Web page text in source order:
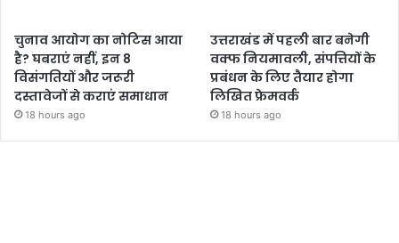
चुनाव आयोग का नोटिस आया
है? घबराएं नहीं, इन 8
विसंगतियों और जरूरी
दस्तावेजों से कराएं समाधान
18 hours ago
उत्तराखंड में पहली बार बनेगी
वक्फ नियमावली, संपत्तियों के
प्रबंधन के लिए तैयार होगा
लिखित फ्रेमवर्क
18 hours ago